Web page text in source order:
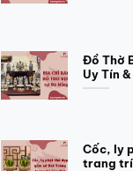
Đồ Thờ
Uy Tín
Cốc, ly
trang